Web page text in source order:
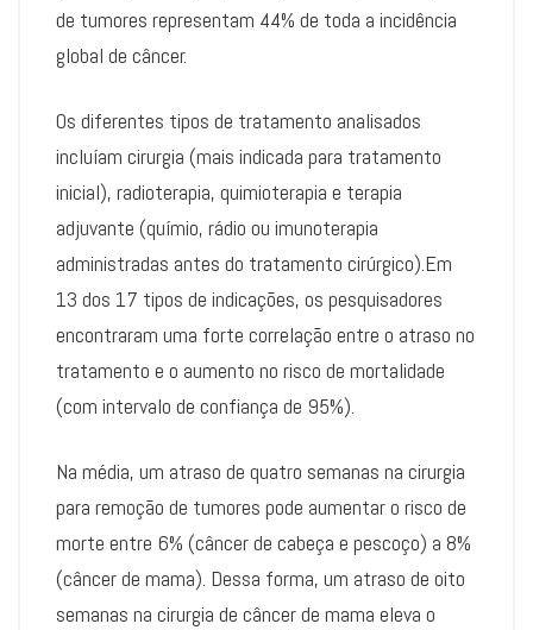
de tumores representam 44% de toda a incidência
global de câncer.
Os diferentes tipos de tratamento analisados
incluíam cirurgia (mais indicada para tratamento
inicial), radioterapia, quimioterapia e terapia
adjuvante (químio, rádio ou imunoterapia
administradas antes do tratamento cirúrgico).Em
13 dos 17 tipos de indicações, os pesquisadores
encontraram uma forte correlação entre o atraso no
tratamento e o aumento no risco de mortalidade
(com intervalo de confiança de 95%).
Na média, um atraso de quatro semanas na cirurgia
para remoção de tumores pode aumentar o risco de
morte entre 6% (câncer de cabeça e pescoço) a 8%
(câncer de mama). Dessa forma, um atraso de oito
semanas na cirurgia de câncer de mama eleva o